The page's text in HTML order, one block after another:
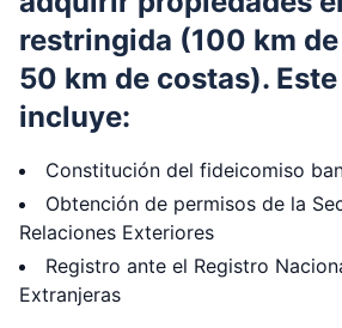
restringida (100 km
50 km de costas).
incluye:
Constitución del fideicomiso
Obtención de permisos de la
Relaciones Exteriores
Registro ante el Registro
Extranjeras